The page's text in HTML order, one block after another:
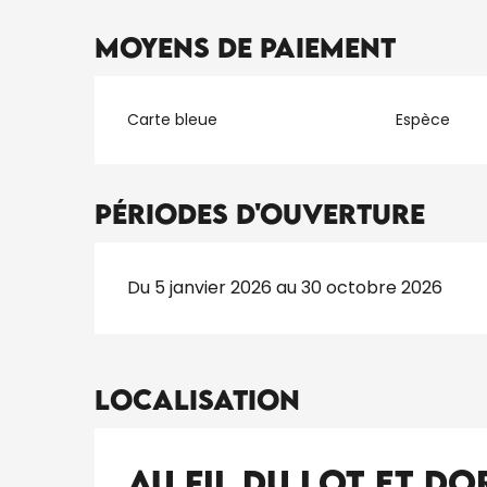
Moyens de paiement
Carte bleue Espèce
Périodes d'ouverture
Du 5 janvier 2026 au 30 octobre 2026
Localisation